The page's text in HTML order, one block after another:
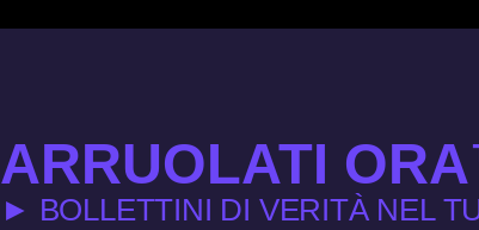
ARRUOLATI
► BOLLETTINI DI VERITÀ NEL